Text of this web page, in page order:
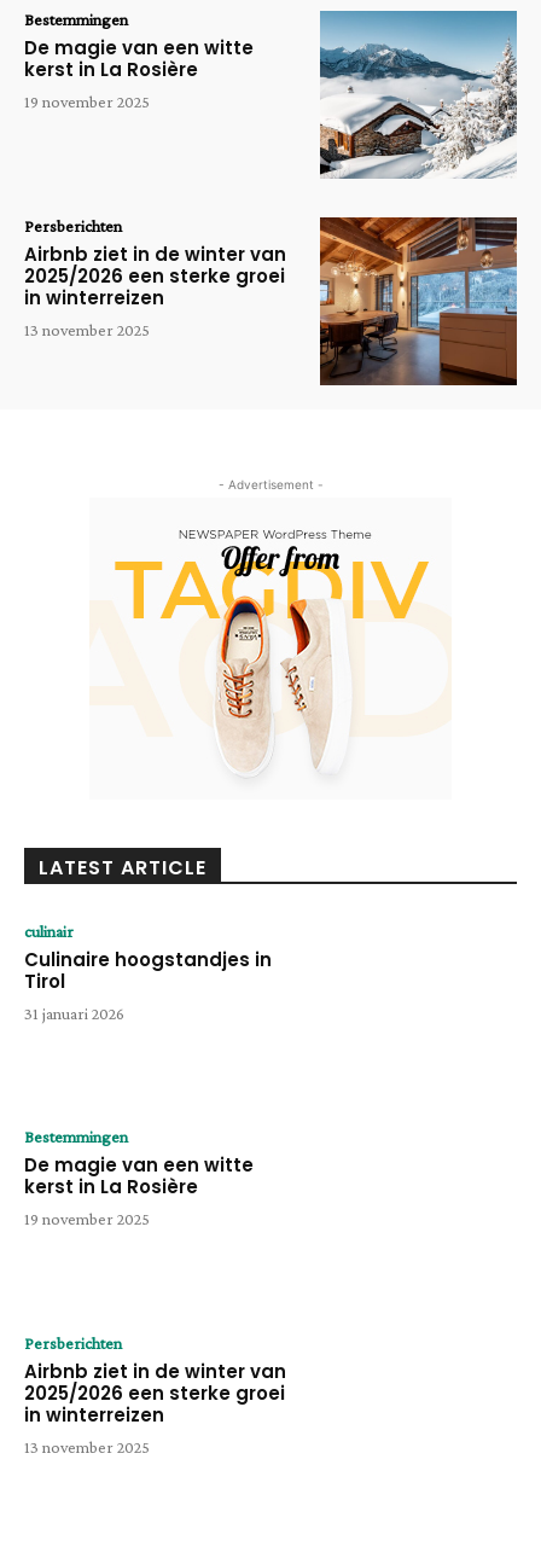
Bestemmingen
De magie van een witte
kerst in La Rosière
19 november 2025
Persberichten
Airbnb ziet in de winter van
2025/2026 een sterke groei
in winterreizen
13 november 2025
- Advertisement -
LATEST ARTICLE
culinair
Culinaire hoogstandjes in
Tirol
31 januari 2026
Bestemmingen
De magie van een witte
kerst in La Rosière
19 november 2025
Persberichten
Airbnb ziet in de winter van
2025/2026 een sterke groei
in winterreizen
13 november 2025